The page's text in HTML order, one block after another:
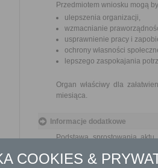
Przedmiotem wniosku mogą
ulepszenia organizacji,
wzmacnianie
usprawnienie pracy i
ochrony własności
lepszego zaspokajania
Organ właściwy dla
miesiąca.
Informacje dodatkowe
Podstawą sprostowania
urodzenia lub małżeństwa
COOKIES &